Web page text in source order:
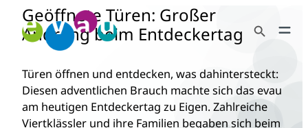
Zum
Inhalt
springen
Geöffnete Türen: Großer
Andrang beim Entdeckertag
Türen öffnen und entdecken, was dahintersteckt:
Diesen adventlichen Brauch machte sich das evau
am heutigen Entdeckertag zu Eigen. Zahlreiche
Viertklässler und ihre Familien begaben sich beim